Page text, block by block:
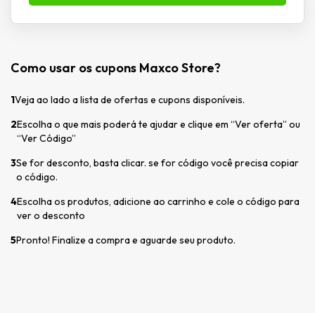
Como usar os cupons Maxco Store?
1Veja ao lado a lista de ofertas e cupons disponíveis.
2Escolha o que mais poderá te ajudar e clique em “Ver oferta” ou
“Ver Código”
3Se for desconto, basta clicar. se for código você precisa copiar
o código.
4Escolha os produtos, adicione ao carrinho e cole o código para
ver o desconto
5Pronto! Finalize a compra e aguarde seu produto.